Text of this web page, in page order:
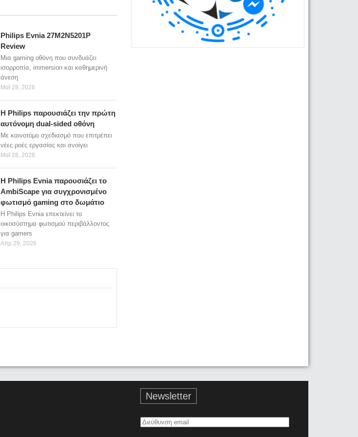
Philips Evnia 27M2N5201P
Review
Μια gaming οθόνη που συνδυάζει
ισορροπία, immersion και καθημερινή
άνεση
Μαΐ 28, 2026
Η Philips παρουσιάζει την πρώτη
αυτόνομη dual-sided οθόνη
Με καινοτόμο σχεδιασμό που επιτρέπει
νέες ροές εργασίας και ανοίγει
Μαΐ 28, 2026
Η Philips Evnia παρουσιάζει το
AmbiScape για συγχρονισμένο
φωτισμό gaming στο δωμάτιο
Η Philips Evnia επεκτείνει το
οικοσύστημα φωτισμού περιβάλλοντος
για gamers
Απρ 29, 2026
Newsletter
Διεύθυνση